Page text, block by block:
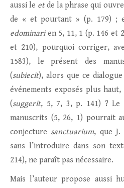
aussi le etde la phrase qui
de « et pourtant » (p. 179) ;
edominarien 5, 11, 1 (p. 146 et
et 210), pourquoi corriger,
1583), le présent des
(subiecit), alors que ce
événements exposés plus
(suggerit, 5, 7, 3, p. 141) ? Le
manuscrits (5, 26, 1) pourrait
conjecture sanctuarium, que J.
sans l’introduire dans son
214), ne paraît pas nécessaire.
Mais l’auteur propose aussi